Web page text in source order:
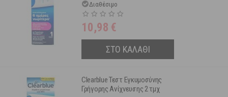
Διαθέσιμο
10,98 €
ΣΤΟ ΚΑΛΑΘΙ
Clearblue Τεστ Εγκυμοσύνης
Γρήγορης Ανίχνευσης 2 τμχ